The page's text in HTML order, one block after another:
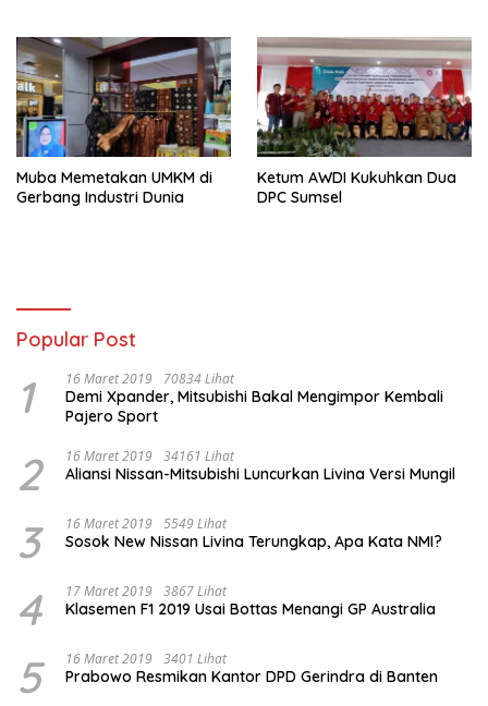
Muba Memetakan UMKM di
Gerbang Industri Dunia
Ketum AWDI Kukuhkan Dua
DPC Sumsel
Popular Post
1 16 Maret 2019 70834 Lihat
Demi Xpander, Mitsubishi Bakal Mengimpor Kembali
Pajero Sport
2 16 Maret 2019 34161 Lihat
Aliansi Nissan-Mitsubishi Luncurkan Livina Versi Mungil
3 16 Maret 2019 5549 Lihat
Sosok New Nissan Livina Terungkap, Apa Kata NMI?
4 17 Maret 2019 3867 Lihat
Klasemen F1 2019 Usai Bottas Menangi GP Australia
5 16 Maret 2019 3401 Lihat
Prabowo Resmikan Kantor DPD Gerindra di Banten